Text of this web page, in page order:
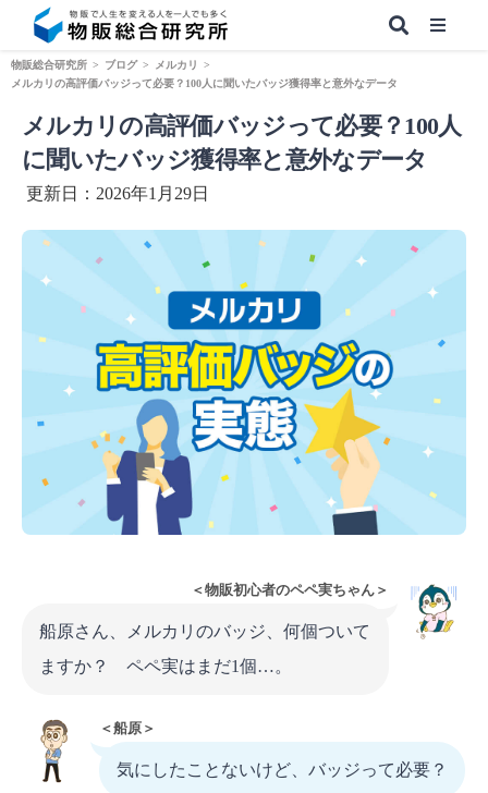
【無料】副業&本業 物販ノウハウ
物販総合研究所 > ブログ > メルカリ
>
メルカリの高評価バッジって必要？100人に聞いたバッジ獲得率と意外なデータ
メルカリの高評価バッジって必要？100人
に聞いたバッジ獲得率と意外なデータ
更新日：2026年1月29日
＜物販初心者のペペ実ちゃん＞
船原さん、メルカリのバッジ、何個ついて
ますか？ ペペ実はまだ1個…。
＜船原＞
気にしたことないけど、バッジって必要？